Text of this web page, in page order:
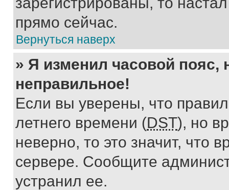
прямо сейчас.
Вернуться наверх
» Я изменил часовой пояс,
неправильное!
Если вы уверены, что
летнего времени (DST), но
неверно, то это значит, что
сервере. Сообщите
устранил ее.